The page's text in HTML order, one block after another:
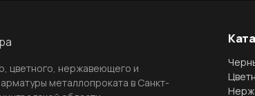
цветного, нержавеющего и
металлопроката в Санкт-